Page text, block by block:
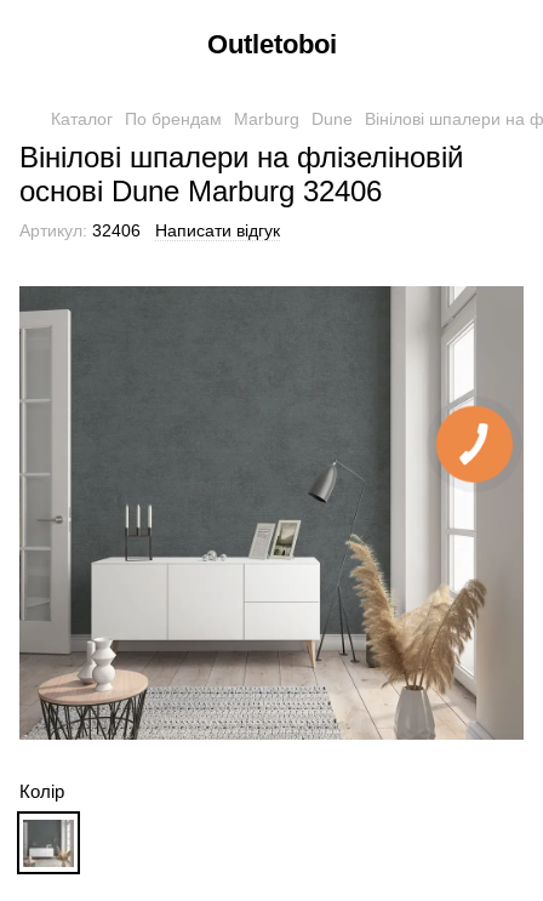
Outletoboi
Каталог По брендам Marburg Dune Вінілові шпалери на
Вінілові шпалери на флізеліновій
основі Dune Marburg 32406
Артикул: 32406 Написати відгук
Колір